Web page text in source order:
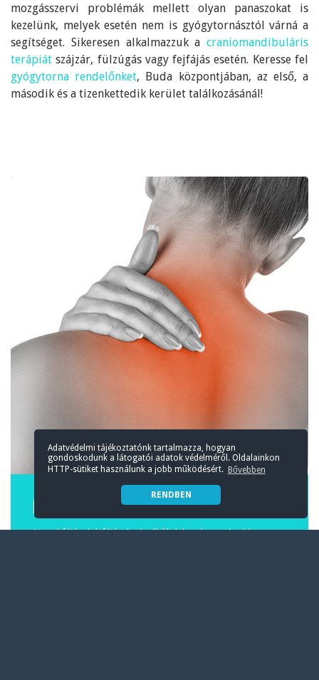
Adatvédelmi tájékoztatónk tartalmazza, hogyan
gondoskodunk a látogatói adatok védelméről. Oldalainkon
HTTP-sütiket használunk a jobb működésért. Bővebben
RENDBEN
mozgásszervi problémák mellett olyan panaszokat is
kezelünk, melyek esetén nem is gyógytornásztól várná a
segítséget. Sikeresen alkalmazzuk a craniomandibuláris
terápiát szájzár, fülzúgás vagy fejfájás esetén. Keresse fel
gyógytorna rendelőnket, Buda központjában, az első, a
második és a tizenkettedik kerület találkozásánál!
A nyakfájás, hátfájás és derékfájdalom leggyakrabban az